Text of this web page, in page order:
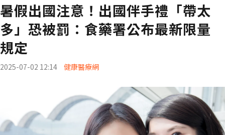
暑假出國注意！出國伴手禮「帶太
多」恐被罰：食藥署公布最新限量
規定
2025-07-02 12:14 健康醫療網